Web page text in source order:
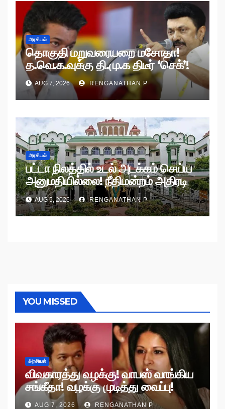
அரசியல்
தொகுதி மறுவரையறை மசோதா!
த.வெ.க.வுக்கு தி.மு.க திடீர் ‘செக்’!
AUG 7, 2026 RENGANATHAN P
அரசியல்
பட்டா நிலத்தில் உடல் அடக்கம் செய்ய
அனுமதியில்லை! நீதிமன்றம் அதிரடி
உத்தரவு!
AUG 5, 2026 RENGANATHAN P
YOU MISSED
அரசியல்
விவகாரத்து வழக்கு! வாபஸ் வாங்கிய
சங்கீதா! வழக்கு முடித்து வைப்பு!
AUG 7, 2026 RENGANATHAN P